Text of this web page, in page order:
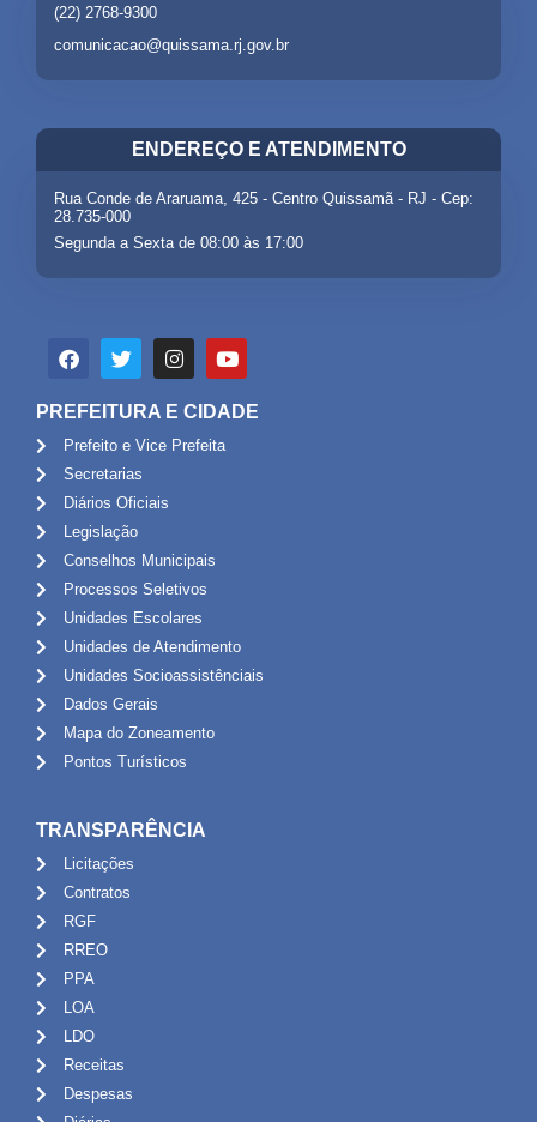
(22) 2768-9300
comunicacao@quissama.rj.gov.br
ENDEREÇO E ATENDIMENTO
Rua Conde de Araruama, 425 - Centro Quissamã - RJ - Cep:
28.735-000
Segunda a Sexta de 08:00 às 17:00
PREFEITURA E CIDADE
Prefeito e Vice Prefeita
Secretarias
Diários Oficiais
Legislação
Conselhos Municipais
Processos Seletivos
Unidades Escolares
Unidades de Atendimento
Unidades Socioassistênciais
Dados Gerais
Mapa do Zoneamento
Pontos Turísticos
TRANSPARÊNCIA
Licitações
Contratos
RGF
RREO
PPA
LOA
LDO
Receitas
Despesas